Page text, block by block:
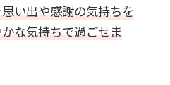
い出や感謝の気持ちを
な気持ちで過ごせま